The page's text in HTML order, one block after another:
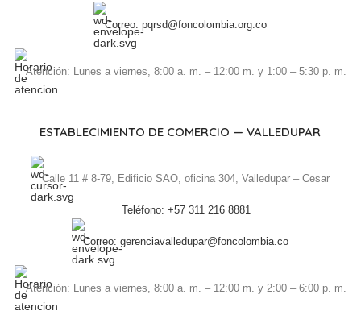
Correo: pqrsd@foncolombia.org.co
Atención: Lunes a viernes, 8:00 a. m. – 12:00 m. y 1:00 – 5:30 p. m.
ESTABLECIMIENTO DE COMERCIO — VALLEDUPAR
Calle 11 # 8-79, Edificio SAO, oficina 304, Valledupar – Cesar
Teléfono: +57 311 216 8881
Correo: gerenciavalledupar@foncolombia.co
Atención: Lunes a viernes, 8:00 a. m. – 12:00 m. y 2:00 – 6:00 p. m.